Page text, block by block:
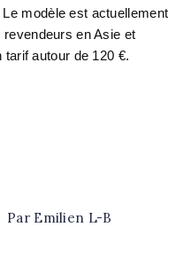
modèle est actuellement
en Asie et
autour de 120 €.
Par Emilien L-B